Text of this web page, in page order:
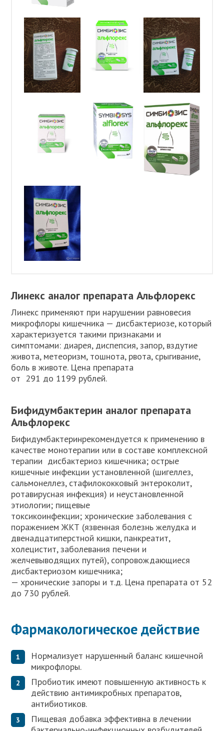
Линекс аналог препарата Альфлорекс
Линекс применяют при нарушении равновесия
микрофлоры кишечника — дисбактериозе, который
характеризуется такими признаками и
симптомами: диарея, диспепсия, запор, вздутие
живота, метеоризм, тошнота, рвота, срыгивание,
боль в животе. Цена препарата
от 291 до 1199 рублей.
Бифидумбактерин аналог препарата
Альфлорекс
Бифидумбактеринрекомендуется к применению в
качестве монотерапии или в составе комплексной
терапии дисбактериоз кишечника; острые
кишечные инфекции установленной (шигеллез,
сальмонеллез, стафилококковый энтероколит,
ротавирусная инфекция) и неустановленной
этиологии; пищевые
токсикоинфекции; хронические заболевания с
поражением ЖКТ (язвенная болезнь желудка и
двенадцатиперстной кишки, панкреатит,
холецистит, заболевания печени и
желчевыводящих путей), сопровождающиеся
дисбактериозом кишечника;
— хронические запоры и т.д. Цена препарата от 52
до 730 рублей.
Фармакологическое действие
Нормализует нарушенный баланс кишечной
микрофлоры.
Пробиотик имеют повышенную активность к
действию антимикробных препаратов,
антибиотиков.
Пищевая добавка эффективна в лечении